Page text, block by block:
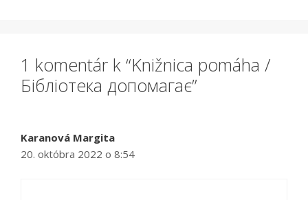
1 komentár k “Knižnica pomáha /
Бібліотека допомагає”
Karanová Margita
20. októbra 2022 o 8:54